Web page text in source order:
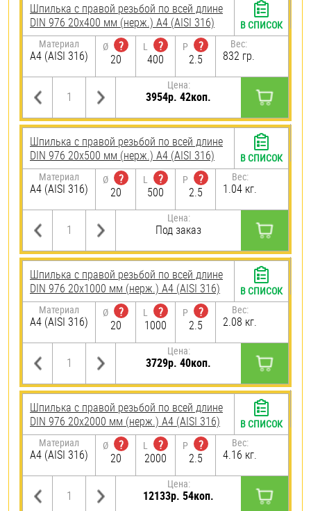
Шпилька с правой резьбой по всей длине
DIN 976 20х400 мм (нерж.) A4 (AISI 316)
Материал
A4 (AISI 316)
Ø
?
20
L
?
400
P
?
2.5
Вес:
832 гр.
Цена:
3954р. 42коп.
В СПИСОК
Шпилька с правой резьбой по всей длине
DIN 976 20х500 мм (нерж.) A4 (AISI 316)
Материал
A4 (AISI 316)
Ø
?
20
L
?
500
P
?
2.5
Вес:
1.04 кг.
Цена:
Под заказ
В СПИСОК
Шпилька с правой резьбой по всей длине
DIN 976 20х1000 мм (нерж.) A4 (AISI 316)
Материал
A4 (AISI 316)
Ø
?
20
L
?
1000
P
?
2.5
Вес:
2.08 кг.
Цена:
3729р. 40коп.
В СПИСОК
Шпилька с правой резьбой по всей длине
DIN 976 20х2000 мм (нерж.) A4 (AISI 316)
Материал
A4 (AISI 316)
Ø
?
20
L
?
2000
P
?
2.5
Вес:
4.16 кг.
Цена:
12133р. 54коп.
В СПИСОК